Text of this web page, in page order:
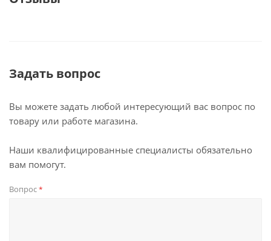
Задать вопрос
Вы можете задать любой интересующий вас вопрос по
товару или работе магазина.
Наши квалифицированные специалисты обязательно
вам помогут.
Вопрос*